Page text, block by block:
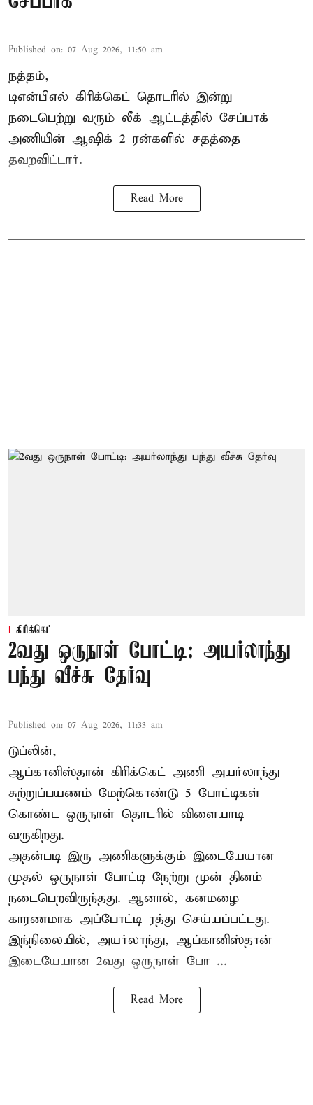
Published on: 07 Aug 2026, 11:50 am
நத்தம்,
டிஎன்பிஎல் கிரிக்கெட் தொடரில் இன்று
நடைபெற்று வரும் லீக் ஆட்டத்தில் சேப்பாக்
அணியின் ஆஷிக் 2 ரன்களில் சதத்தை
தவறவிட்டார்.
Read More
கிரிக்கெட்
2வது ஒருநாள் போட்டி: அயர்லாந்து
பந்து வீச்சு தேர்வு
Published on: 07 Aug 2026, 11:33 am
டுப்லின்,
ஆப்கானிஸ்தான் கிரிக்கெட் அணி அயர்லாந்து
சுற்றுப்பயணம் மேற்கொண்டு 5 போட்டிகள்
கொண்ட ஒருநாள் தொடரில் விளையாடி
வருகிறது.
அதன்படி இரு அணிகளுக்கும் இடையேயான
முதல் ஒருநாள் போட்டி நேற்று முன் தினம்
நடைபெறவிருந்தது. ஆனால், கனமழை
காரணமாக அப்போட்டி ரத்து செய்யப்பட்டது.
இந்நிலையில், அயர்லாந்து, ஆப்கானிஸ்தான்
இடையேயான 2வது ஒருநாள் போ ...
Read More